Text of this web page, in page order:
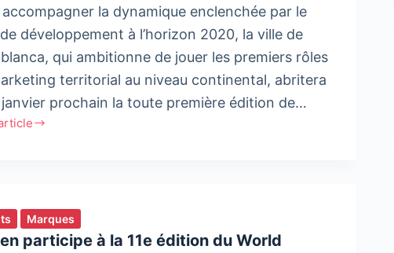
accompagner la dynamique enclenchée par le
développement à l’horizon 2020, la ville de
qui ambitionne de jouer les premiers rôles
territorial au niveau continental, abritera
janvier prochain la toute première édition de…
Marques
participe à la 11e édition du World